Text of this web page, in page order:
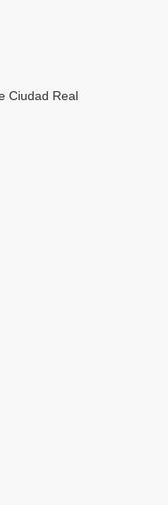
Ciudad Real